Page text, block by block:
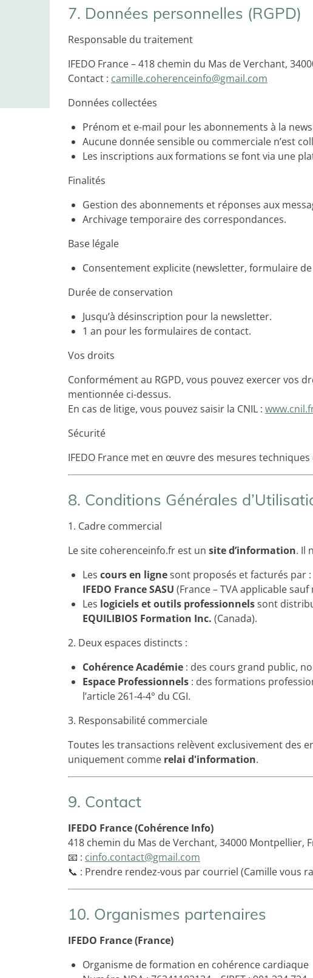
7. Données personnelles (RGPD)
Responsable du traitement
IFEDO France – 418 chemin du Mas de Verchant,
Contact : camille.coherenceinfo@gmail.com
Données collectées
Prénom et e-mail pour les abonnements à la
Aucune donnée sensible ou commerciale n’est
Les inscriptions aux formations se font via une
Finalités
Gestion des abonnements et réponses aux
Archivage temporaire des correspondances.
Base légale
Consentement explicite (newsletter, formulaire
Durée de conservation
Jusqu’à désinscription pour la newsletter.
1 an pour les formulaires de contact.
Vos droits
Conformément au RGPD, vous pouvez exercer vos
mentionnée ci-dessus.
En cas de litige, vous pouvez saisir la CNIL :
Sécurité
IFEDO France met en œuvre des mesures
8. Conditions Générales
1. Cadre commercial
Le site coherenceinfo.fr est un site d’information. Il
Les cours en lignesont proposés et facturés par :
IFEDO France SASU (France – TVA applicable
Les logiciels et outils professionnelssont
EQUILIBIOS Formation Inc. (Canada).
2. Deux espaces distincts :
Cohérence Académie : des cours grand public,
Espace Professionnels : des formations
l’article 261-4-4° du CGI.
3. Responsabilité commerciale
Toutes les transactions relèvent exclusivement des
uniquement comme relai d'information.
9. Contact
IFEDO France (Cohérence Info)
418 chemin du Mas de Verchant, 34000 Montpellier,
📧 : cinfo.contact@gmail.com
📞 : Prendre rendez-vous par courriel (Camille vous
10. Organismes partenaires
IFEDO France (France)
Organisme de formation en cohérence cardiaque